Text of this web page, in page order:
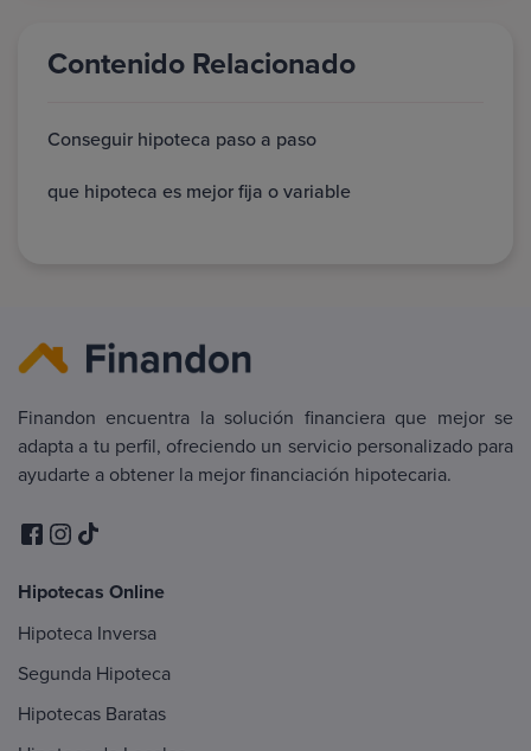
Contenido Relacionado
Conseguir hipoteca paso a paso
que hipoteca es mejor fija o variable
Finandon encuentra la solución financiera que mejor se
adapta a tu perfil, ofreciendo un servicio personalizado para
ayudarte a obtener la mejor financiación hipotecaria.
Hipotecas Online
Hipoteca Inversa
Segunda Hipoteca
Hipotecas Baratas